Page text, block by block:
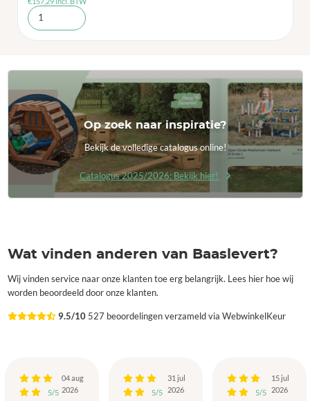
Op zoek naar inspiratie?
Bekijk de volledige catalogus online!
Catalogus 2025/2026: Bekijk hier!
Wat vinden anderen van Baaslevert?
Wij vinden service naar onze klanten toe erg belangrijk. Lees hier hoe wij
worden beoordeeld door onze klanten.
9.5/10 527 beoordelingen verzameld via WebwinkelKeur
5/5
04 aug
2026
5/5
31 jul
2026
5/5
15 jul
2026